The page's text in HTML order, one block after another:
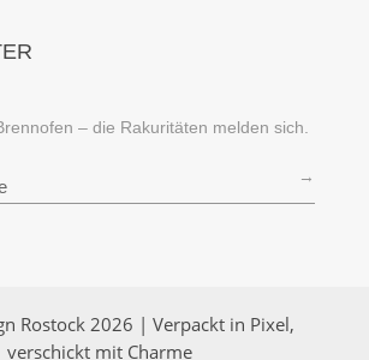
– die Rakuritäten melden sich.
→
Rostock 2026 | Verpackt in Pixel,
verschickt mit Charme